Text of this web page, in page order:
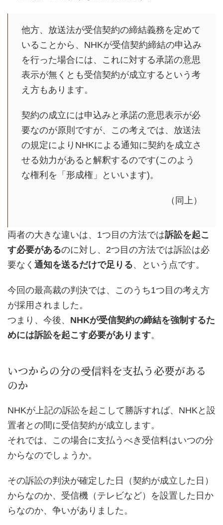
他方、放送法が受信契約の締結義務を定めて
いることから、NHKが受信契約締結の申込み
を行った場合には、これに対する承諾の意思
表示が無くとも受信契約が成立するという考
え方もあります。
契約の成立には申込みと承諾の意思表示が必
要なのが原則ですが、この考えでは、放送法
の規定によりNHKによる通知に契約を成立さ
せる効力があると解釈するのです(このよう
な権利を「形成権」といいます)。
（同上）
両者の大きな違いは、1つ目の方法では訴訟を起こ
す必要があるのに対し、2つ目の方法では訴訟は必
要なく 通知を送るだけで足りる、という点です。
今回の最高裁の判決では、このうち1つ目の考え方
が採用されました。
つまり、今後、 NHKが受信契約の締結を強制するた
めには訴訟を起こす必要があります。
いつからの分の受信料を支払う必要がある
のか
NHKが上記の訴訟を起こして勝訴すれば、NHKと設
置者との間に受信契約が成立します。
それでは、この場合に支払うべき受信料はいつの分
からなのでしょうか。
その訴訟の判決が確定した日（契約が成立した日）
からなのか、受信機（テレビなど）を設置した日か
らなのか、争いがありました。